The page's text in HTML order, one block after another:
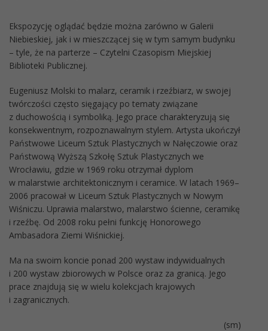
Ekspozycję oglądać będzie można zarówno w Galerii
Niebieskiej, jak i w mieszczącej się w tym samym budynku
– tyle, że na parterze – Czytelni Czasopism Miejskiej
Biblioteki Publicznej.
Eugeniusz Molski to malarz, ceramik i rzeźbiarz, w swojej
twórczości często sięgający po tematy związane
z duchowością i symboliką. Jego prace charakteryzują się
konsekwentnym, rozpoznawalnym stylem. Artysta ukończył
Państwowe Liceum Sztuk Plastycznych w Nałęczowie oraz
Państwową Wyższą Szkołę Sztuk Plastycznych we
Wrocławiu, gdzie w 1969 roku otrzymał dyplom
w malarstwie architektonicznym i ceramice. W latach 1969–
2006 pracował w Liceum Sztuk Plastycznych w Nowym
Wiśniczu. Uprawia malarstwo, malarstwo ścienne, ceramikę
i rzeźbę. Od 2008 roku pełni funkcję Honorowego
Ambasadora Ziemi Wiśnickiej.
Ma na swoim koncie ponad 200 wystaw indywidualnych
i 200 wystaw zbiorowych w Polsce oraz za granicą. Jego
prace znajdują się w wielu kolekcjach krajowych
i zagranicznych.
(sm)